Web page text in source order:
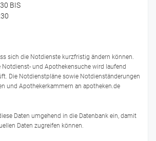
BIS
sich die Notdienste kurzfristig ändern können.
Notdienst- und Apothekensuche wird laufend
Die Notdienstpläne sowie Notdienständerungen
und Apothekerkammern an apotheken.de
Daten umgehend in die Datenbank ein, damit
Daten zugreifen können.